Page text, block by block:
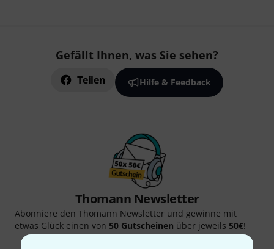
Gefällt Ihnen, was Sie sehen?
Teilen Hilfe & Feedback
Thomann Newsletter
Abonniere den Thomann Newsletter und gewinne mit
etwas Glück einen von 50 Gutscheinen über jeweils 50€!
Thomann Insights